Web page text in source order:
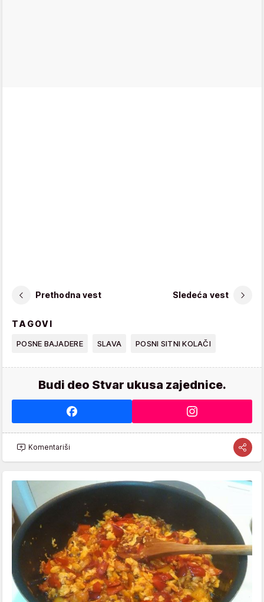
Prethodna vest Sledeća vest
TAGOVI
POSNE BAJADERE SLAVA POSNI SITNI KOLAČI
Budi deo Stvar ukusa zajednice.
Komentariši